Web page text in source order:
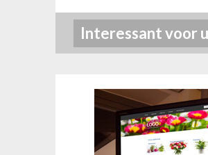
Interessant voor